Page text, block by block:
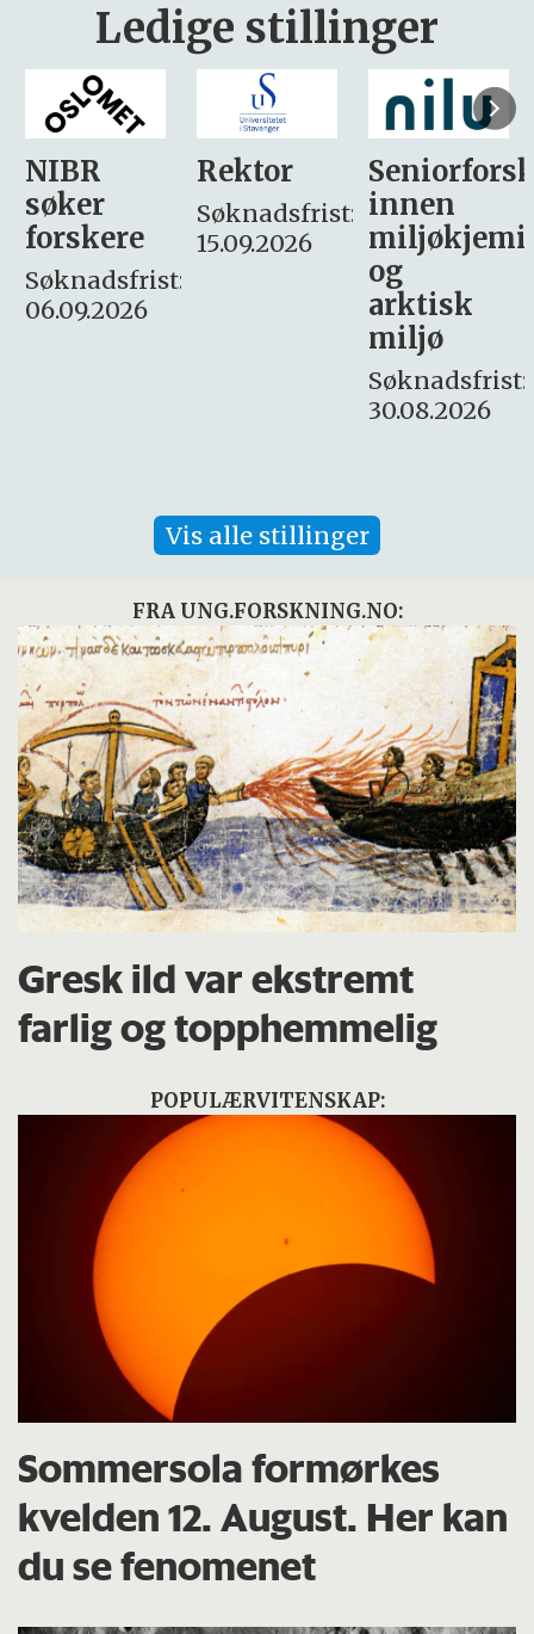
Ledige stillinger
Rektor
Søknadsfrist:
15.09.2026
Seniorforsker
innen
miljøkjemi
søker
– fast
Søknadsfrist:
16. august.
Vis alle stillinger
FRA UNG.FORSKNING.NO:
Gresk ild var ekstremt
farlig og topphemmelig
POPULÆRVITENSKAP:
Sommersola formørkes
kvelden 12. August. Her kan
du se fenomenet